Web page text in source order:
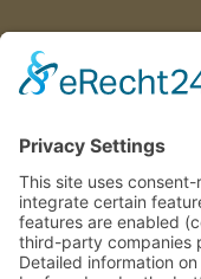
This site uses
integrate certain